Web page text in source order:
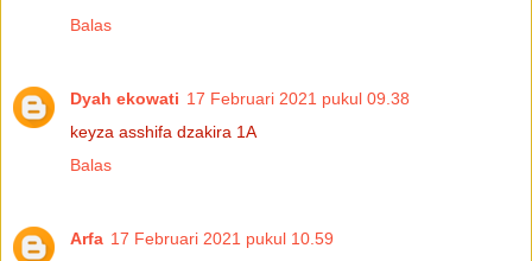
Balas
Dyah ekowati 17 Februari 2021 pukul 09.38
keyza asshifa dzakira 1A
Balas
Arfa 17 Februari 2021 pukul 10.59